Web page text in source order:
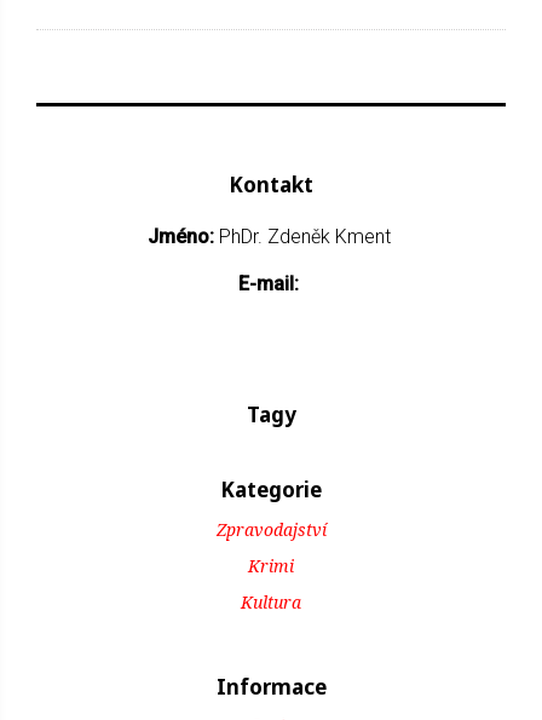
Kontakt
Jméno: PhDr. Zdeněk Kment
E-mail:
Tagy
Kategorie
Zpravodajství
Krimi
Kultura
Informace